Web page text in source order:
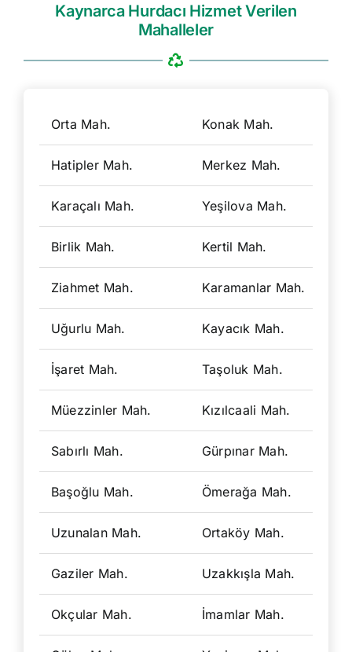
Kaynarca Hurdacı Hizmet Verilen
Mahalleler
Orta Mah. Konak Mah.
Hatipler Mah. Merkez Mah.
Karaçalı Mah. Yeşilova Mah.
Birlik Mah. Kertil Mah.
Ziahmet Mah. Karamanlar Mah.
Uğurlu Mah. Kayacık Mah.
İşaret Mah. Taşoluk Mah.
Müezzinler Mah. Kızılcaali Mah.
Sabırlı Mah. Gürpınar Mah.
Başoğlu Mah. Ömerağa Mah.
Uzunalan Mah. Ortaköy Mah.
Gaziler Mah. Uzakkışla Mah.
Okçular Mah. İmamlar Mah.